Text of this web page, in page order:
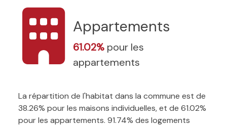
Appartements
61.02% pour les
appartements
La répartition de l'habitat dans la commune est de
38.26% pour les maisons individuelles, et de 61.02%
pour les appartements. 91.74% des logements